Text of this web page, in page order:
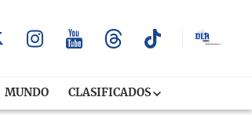
MUNDO CLASIFICADOS